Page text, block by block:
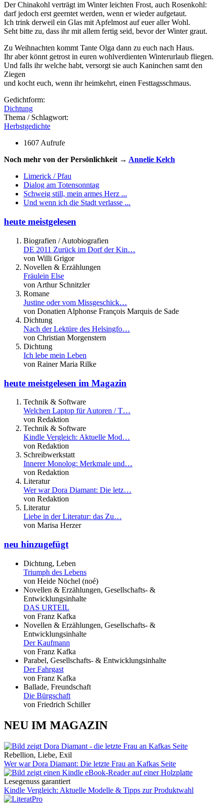
Der Chinakohl verträgt im Winter leichten Frost, auch Rosenkohl:
darf jedoch erst geerntet werden, wenn er wieder aufgetaut.
Ich trink derweil ein Glas mit Apfelmost auf euer aller Wohl.
Seht bitte zu, dass ihr mit allem fertig seid, bevor der Winter graut.
Zu Weihnachten kommt Tante Olga dann zu euch nach Haus.
Ihr aber könnt getrost in euren wohlverdienten Winterurlaub fliegen.
Und falls ihr welche habt, versorgt sie auch Kaninchen samt den
Ziegen
und kocht euch, wenn ihr heimkehrt, einen Festtagsschmaus.
Gedichtform:
Dichtung
Thema / Schlagwort:
Herbstgedichte
1607 Aufrufe
Noch mehr von der Persönlichkeit → Annelie Kelch
Limerick / Pfau
Dialog am Totensonntag
Schweig still, mein armes Herz ...
Und wenn ich die Stadt verlasse ...
heute meistgelesen
Biografien / Autobiografien
DE 2011 Zurück im Dorf der Kin…
von Willi Grigor
Novellen & Erzählungen
Fräulein Else
von Arthur Schnitzler
Romane
Justine oder vom Missgeschick…
von Donatien Alphonse François Marquis de Sade
Dichtung
Nach der Lektüre des Helsingfo…
von Christian Morgenstern
Dichtung
Ich lebe mein Leben
von Rainer Maria Rilke
heute meistgelesen im Magazin
Technik & Software
Welchen Laptop für Autoren / T…
von Redaktion
Technik & Software
Kindle Vergleich: Aktuelle Mod…
von Redaktion
Schreibwerkstatt
Innerer Monolog: Merkmale und…
von Redaktion
Literatur
Wer war Dora Diamant: Die letz…
von Redaktion
Literatur
Liebe in der Literatur: das Zu…
von Marisa Herzer
neu hinzugefügt
Dichtung, Leben
Triumph des Lebens
von Heide Nöchel (noé)
Novellen & Erzählungen, Gesellschafts- &
Entwicklungsinhalte
DAS URTEIL
von Franz Kafka
Novellen & Erzählungen, Gesellschafts- &
Entwicklungsinhalte
Der Kaufmann
von Franz Kafka
Parabel, Gesellschafts- & Entwicklungsinhalte
Der Fahrgast
von Franz Kafka
Ballade, Freundschaft
Die Bürgschaft
von Friedrich Schiller
NEU IM MAGAZIN
Rebellion, Liebe, Exil
Wer war Dora Diamant: Die letzte Frau an Kafkas Seite
Lesegenuss garantiert
Kindle Vergleich: Aktuelle Modelle & Tipps zur Produktwahl